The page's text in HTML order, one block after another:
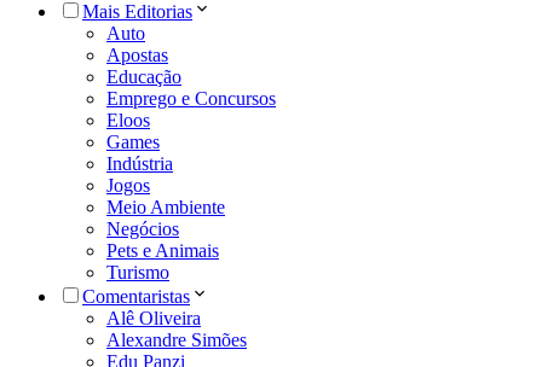
Mais Editorias
Auto
Apostas
Educação
Emprego e Concursos
Eloos
Games
Indústria
Jogos
Meio Ambiente
Negócios
Pets e Animais
Turismo
Comentaristas
Alê Oliveira
Alexandre Simões
Edu Panzi